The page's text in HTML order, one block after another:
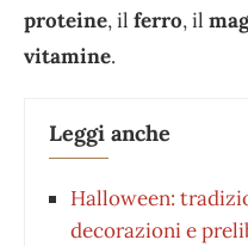
proteine, il ferro, il
vitamine.
Leggi anche
Halloween:
decorazioni e